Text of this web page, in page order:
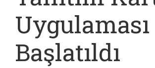
Uygulaması
Başlatıldı